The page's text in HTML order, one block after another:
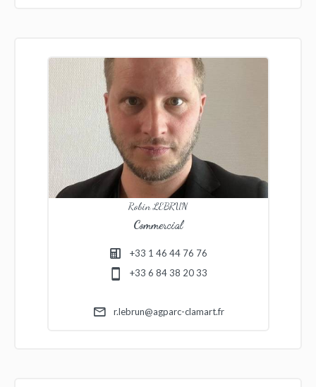
Robin LEBRUN
Commercial
+33 1 46 44 76 76
+33 6 84 38 20 33
r.lebrun@agparc-clamart.fr